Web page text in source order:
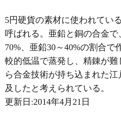
5円硬貨の素材に使われてい
呼ばれる。亜鉛と銅の合金で
70%、亜鉛30～40%の割合で
較的低温で蒸発し、精錬が
ら合金技術が持ち込まれた
及したと考えられている。
更新日:2014年4月21日